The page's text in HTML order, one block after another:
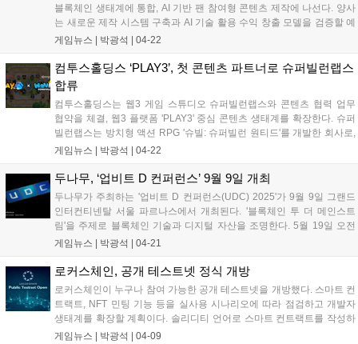
블록체인 생태계에 통합, AI 기반 팬 참여형 콘텐츠 제작에 나선다. 양사
는 새로운 제작 시스템 구축과 AI 기술 활용 수익 창출 모델을 검증할 예
정이다. 스토리는 AI 시대 지식을 IP 형태로 토큰화해 보호, 공유 및 수익
유한 디지털 콘텐츠 스튜디오다....
게임뉴스 | 박광석 | 04-22
컴투스홀딩스 ‘PLAY3’, 첫 콘텐츠 파트너로 슈퍼빌런랩스
합류
컴투스홀딩스는 웹3 게임 스튜디오 슈퍼빌런랩스와 콘텐츠 협력 업무
협약을 체결, 웹3 플랫폼 'PLAY3' 중심 콘텐츠 생태계를 확장한다. 슈퍼
빌런랩스는 방치형 액션 RPG '슈빌: 슈퍼빌런 원티드'를 개발한 회사로,
24일 국내 정식 출시를 앞두고 있다. 양사는 플랫폼과 게임 콘텐츠를 연
게임뉴스 | 박광석 | 04-22
두나무, ‘업비트 D 컨퍼런스’ 9월 9일 개최
두나무가 주최하는 '업비트 D 컨퍼런스(UDC) 2025'가 9월 9일 그랜드
인터컨티넨탈 서울 파르나스에서 개최된다. '블록체인 투 더 메인스트
림'을 주제로 블록체인 기술과 디지털 자산을 조명한다. 5월 19일 오전
10시부터 얼리버드 티켓을, 6월 2일 오전 10시부터 공식 티켓을 판매한
런스다....
게임뉴스 | 박광석 | 04-21
로커스체인, 공개 테스트넷 정식 개방
로커스체인이 누구나 참여 가능한 공개 테스트넷을 개방했다. 스마트 컨
트랙트, NFT 민팅 기능 등을 실사용 시나리오에 따라 점검하고 개발자
생태계를 확장할 계획이다. 솔리디티 언어로 스마트 컨트랙트를 작성하
고 NFT를 민팅할 수 있으며, 강화된 익스플로러를 통해 트랜잭션 흐름을
게임뉴스 | 박광석 | 04-09